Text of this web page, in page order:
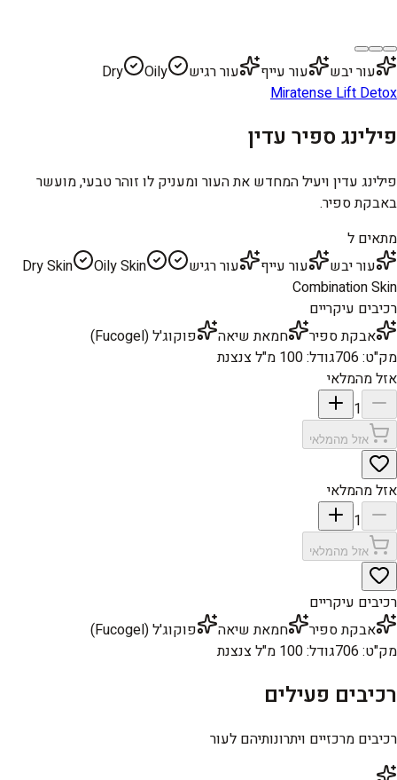
עור יבש עור עייף עור רגיש Dry
Oily
Miratense Lift Detox
פילינג ספיר עדין
פילינג עדין ויעיל המחדש את העור ומעניק לו זוהר טבעי, מועשר
באבקת ספיר.
מתאים ל
עור יבש
עור עייף עור רגיש Dry Skin
Oily Skin
Combination Skin
רכיבים עיקריים
אבקת ספיר
חמאת שיאה
פוקוג'ל (Fucogel)
מק"ט:
706גודל:100 מ"ל צנצנת
אזל מהמלאי
1
אזל מהמלאי
אזל מהמלאי
1
אזל מהמלאי
רכיבים עיקריים
אבקת ספיר
חמאת שיאה
פוקוג'ל (Fucogel)
מק"ט:
706גודל:100 מ"ל צנצנת
רכיבים פעילים
רכיבים מרכזיים ויתרונותיהם לעור